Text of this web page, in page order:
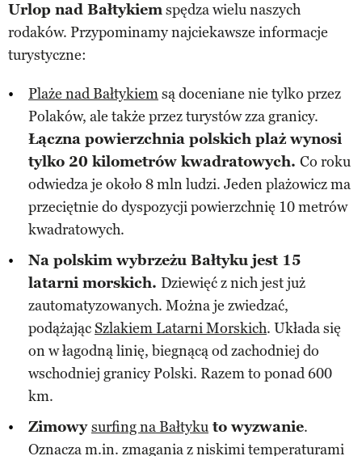
Urlop nad Bałtykiemspędza wielu naszych
rodaków. Przypominamy najciekawsze informacje
turystyczne:
Plaże nad Bałtykiemsą doceniane nie tylko przez
Polaków, ale także przez turystów zza granicy.
Łączna powierzchnia polskich plaż wynosi
tylko 20 kilometrów kwadratowych. Co roku
odwiedza je około 8 mln ludzi. Jeden plażowicz ma
przeciętnie do dyspozycji powierzchnię 10 metrów
kwadratowych.
Na polskim wybrzeżu Bałtyku jest 15
latarni morskich. Dziewięć z nich jest już
zautomatyzowanych. Można je zwiedzać,
podążającSzlakiem Latarni Morskich. Układa się
on w łagodną linię, biegnącą od zachodniej do
wschodniej granicy Polski. Razem to ponad 600
km.
Zimowysurfing na Bałtyku to wyzwanie.
Oznacza m.in. zmagania z niskimi temperaturami